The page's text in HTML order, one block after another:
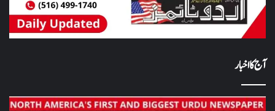
آج کا اخبار